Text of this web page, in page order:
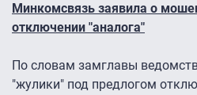
Минкомсвязь заявила о
отключении "аналога"
По словам замглавы
"жулики" под предлогом